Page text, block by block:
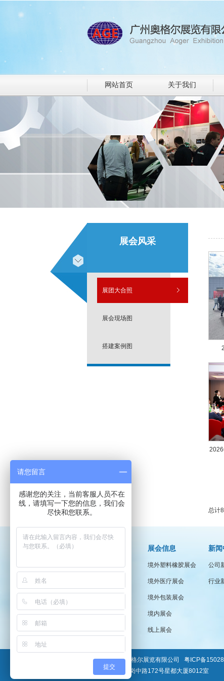
网站首页 关于我们
展会风采
展团大合照
展会现场图
搭建案例图
总计
展会信息
境外塑料橡胶展会
境外医疗展会
境外包装展会
境内展会
线上展会
新
公司
行业
版权所有 广州奥格尔展览有限公司 粤ICP备
广州市海珠区昌岗中路172号星都大厦8012室
请您留言
感谢您的关注，当前客服人员不在
线，请填写一下您的信息，我们会
尽快和您联系。
提交